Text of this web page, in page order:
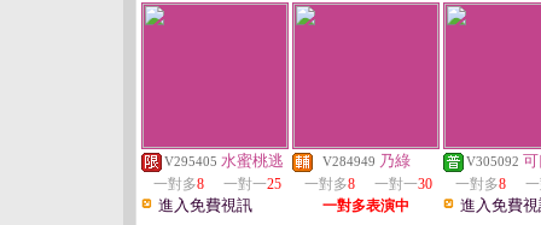
V295405 水蜜桃逃
一對多8 一對一25
進入免費視訊
V284949 乃綠
一對多8 一對一30
一對多表演中
V305092
一對多8
進入免費